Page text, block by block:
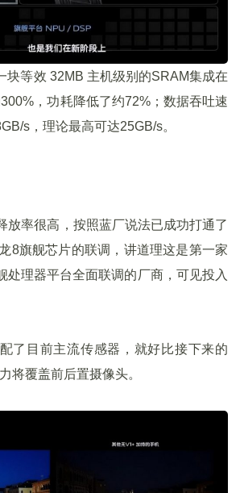
块等效 32MB 主机级别的SRAM集成在
，功耗降低了约72%；数据吞吐速
s，理论最高可达25GB/s。
放率很高，按照蓝厂说法已成功打通了
8旗舰芯片的联调，讲道理这是第一家
处理器平台全面联调的厂商，可见投入
了目前主流传感器，就好比接下来的
将覆盖前后置摄像头。